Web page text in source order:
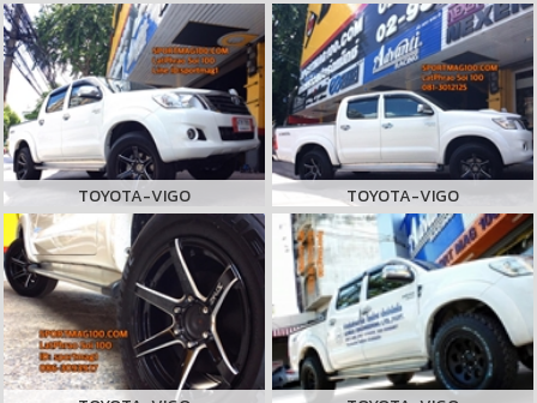
TOYOTA-VIGO TOYOTA-VIGO